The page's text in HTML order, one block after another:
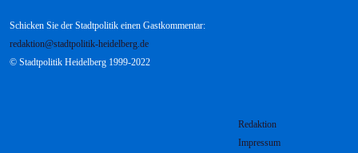
Schicken Sie der Stadtpolitik einen Gastkommentar:
redaktion@stadtpolitik-heidelberg.de
© Stadtpolitik Heidelberg 1999-2022
Redaktion
Impressum